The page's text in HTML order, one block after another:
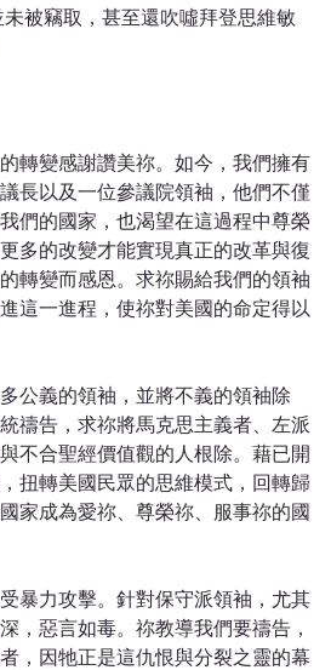
被竊取，甚至還吹噓拜登思維敏
轉變感謝讚美祢。如今，我們擁有
長以及一位參議院領袖，他們不僅
們的國家，也渴望在這過程中尊榮
多的改變才能實現真正的改革與復
轉變而感恩。求祢賜給我們的領袖
這一進程，使祢對美國的命定得以
公義的領袖，並將不義的領袖除
禱告，求祢將馬克思主義者、左派
不合聖經價值觀的人根除。藉已開
扭轉美國民眾的思維模式，回轉歸
家成為愛祢、尊榮祢、服事祢的國
暴力攻擊。針對保守派領袖，尤其
，惡言如毒。祢教導我們要禱告，
，因牠正是這仇恨與分裂之靈的幕